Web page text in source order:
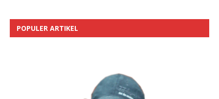
POPULER ARTIKEL